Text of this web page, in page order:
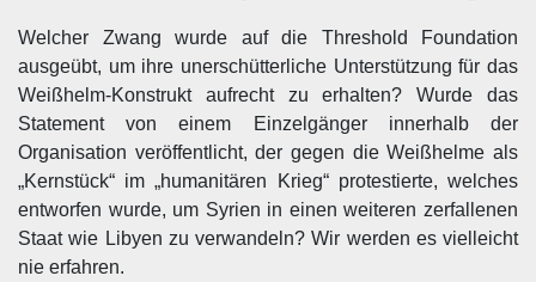
Welcher Zwang wurde auf die Threshold Foundation
ausgeübt, um ihre unerschütterliche Unterstützung für das
Weißhelm-Konstrukt aufrecht zu erhalten? Wurde das
Statement von einem Einzelgänger innerhalb der
Organisation veröffentlicht, der gegen die Weißhelme als
„Kernstück“ im „humanitären Krieg“ protestierte, welches
entworfen wurde, um Syrien in einen weiteren zerfallenen
Staat wie Libyen zu verwandeln? Wir werden es vielleicht
nie erfahren.